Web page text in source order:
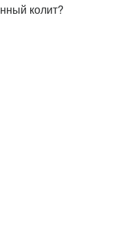
колит?